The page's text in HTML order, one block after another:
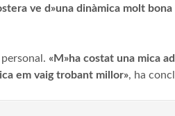
ve d»una dinàmica molt
«M»ha costat una mica
em vaig trobant millor», ha